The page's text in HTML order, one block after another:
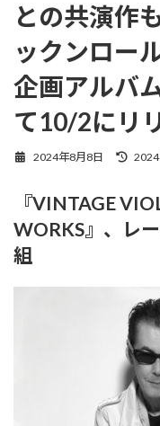
との共演作
ックンロー
企画アルバ
て10/2にリ
2024年8月8日
最
新
時
『VINTAGE
WORKS』、レ
組